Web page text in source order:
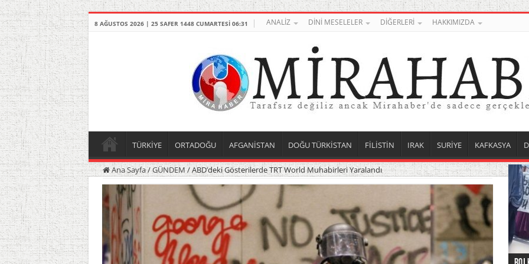
8 AĞUSTOS 2026 | 25 SAFER 1448 CUMARTESI 06:31 ANALİZ DİNİ MESELELER DİĞERLERİ HAKKIMIZDA
TÜRKİYE ORTADOĞU AFGANİSTAN DOĞU TÜRKİSTAN FİLİSTİN IRAK SURİYE KAFKASYA
Ana Sayfa/GÜNDEM /ABD’deki Gösterilerde TRT World Muhabirleri Yaralandı